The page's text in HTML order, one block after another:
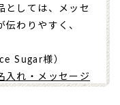
としては、メッセ
伝わりやすく、
Sugar様）
入れ・メッセージ